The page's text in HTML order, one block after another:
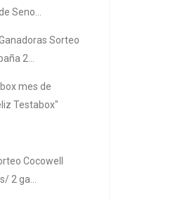
Seno...
Sorteo
2...
mes de
Testabox"
Cocowell
2 ga...